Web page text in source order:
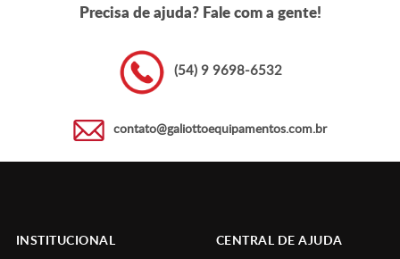
Precisa de ajuda? Fale com a gente!
(54) 9 9698-6532
contato@galiottoequipamentos.com.br
INSTITUCIONAL CENTRAL DE AJUDA